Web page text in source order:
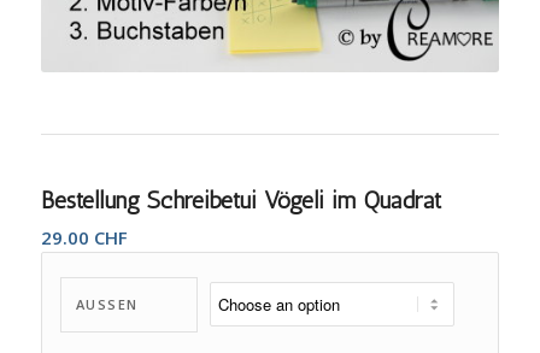
Bestellung Schreibetui Vögeli im Quadrat
29.00 CHF
AUSSEN